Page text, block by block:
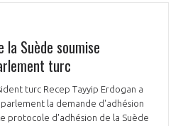
la Suède soumise
turc
turc Recep Tayyip Erdogan a
la demande d'adhésion
protocole d'adhésion de la Suède